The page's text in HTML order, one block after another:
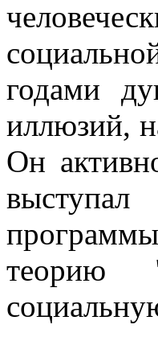
годами
иллюзий,
Он
теорию